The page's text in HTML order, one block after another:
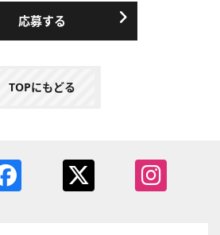
応募する
TOPにもどる